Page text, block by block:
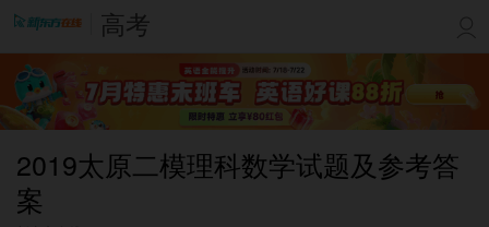
高考
2019太原二模理科数学试题及参考答
案